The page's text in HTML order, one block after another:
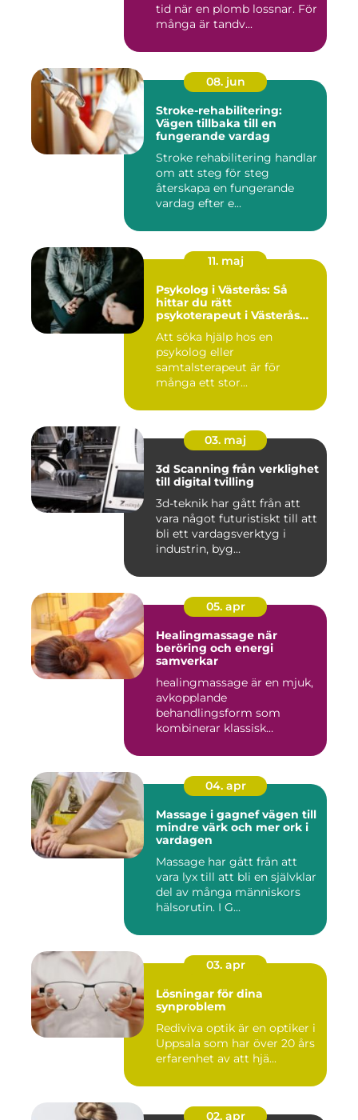
tid när en plomb lossnar. För
många är tandv...
08. jun
Stroke-rehabilitering:
Vägen tillbaka till en
fungerande vardag
Stroke rehabilitering handlar
om att steg för steg
återskapa en fungerande
vardag efter e...
11. maj
Psykolog i Västerås: Så
hittar du rätt
psykoterapeut i Västerås
Att söka hjälp hos en
psykolog eller
samtalsterapeut är för
många ett stor...
03. maj
3d Scanning från verklighet
till digital tvilling
3d-teknik har gått från att
vara något futuristiskt till att
bli ett vardagsverktyg i
industrin, byg...
05. apr
Healingmassage när
beröring och energi
samverkar
healingmassage är en mjuk,
avkopplande
behandlingsform som
kombinerar klassisk
04. apr
Massage i gagnef vägen till
mindre värk och mer ork i
vardagen
Massage har gått från att
vara lyx till att bli en självklar
del av många människors
hälsorutin. I G...
03. apr
Lösningar för dina
synproblem
Rediviva optik är en optiker i
Uppsala som har över 20 års
erfarenhet av att hjä...
02. apr